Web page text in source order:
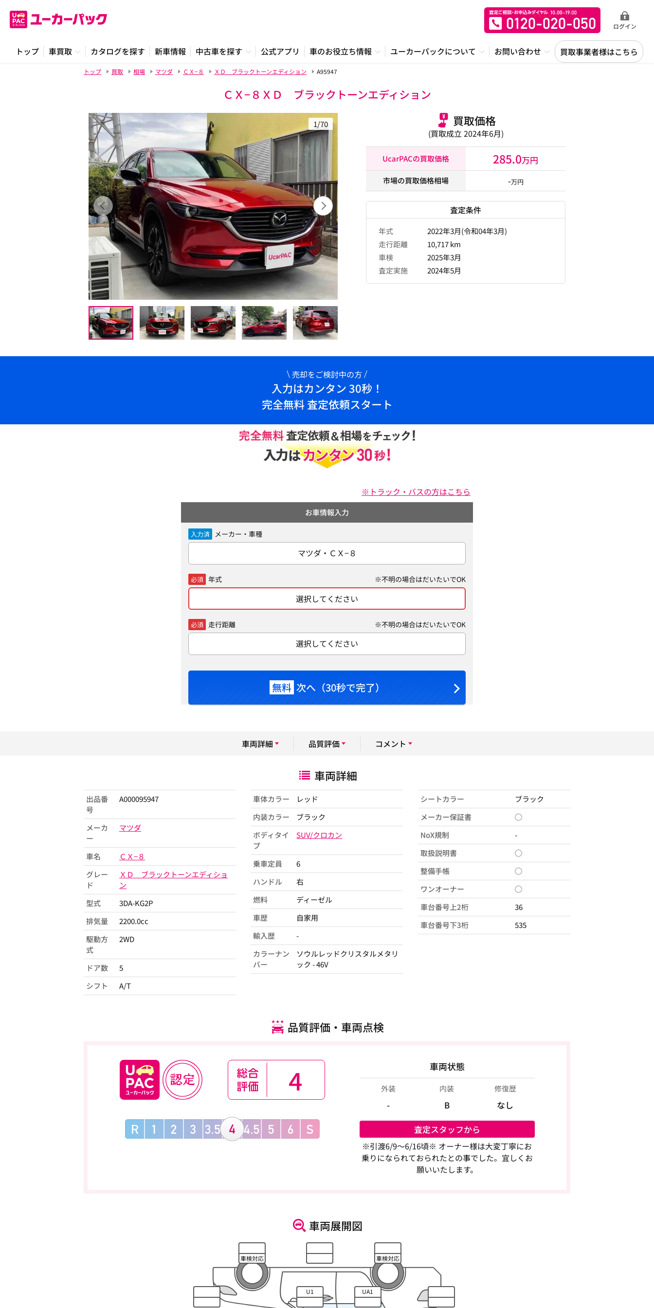
ログイン
トップ 車買取 カタログを探す 新車情報 中古車を探す 公式アプリ 車のお役立ち情報 ユーカーパックについて お問い合わせ 買取事業者様はこちら
トップ 買取 相場 マツダ ＣＸ−８ ＸＤ ブラックトーンエディション A95947
ＣＸ−８ＸＤ ブラックトーンエディション
1/70 買取価格
(買取成立 2024年6月)
UcarPACの買取価格 285.0万円
市場の買取価格相場 -万円
査定条件
年式
2022年3月(令和04年3月)
走行距離
10,717 km
車検
2025年3月
査定実施
2024年5月
売却をご検討中の方
入力はカンタン 30秒！
完全無料 査定依頼スタート
※トラック・バスの方はこちら
お車情報入力
入力済 メーカー・車種
マツダ・ＣＸ−８
必須 年式 ※不明の場合はだいたいでOK
選択してください
必須 走行距離 ※不明の場合はだいたいでOK
選択してください
無料 次へ（30秒で完了）
車両詳細 品質評価 コメント
車両詳細
出品番
号
A000095947
メーカ
ー
マツダ
車名
ＣＸ−８
グレー
ド
ＸＤ ブラックトーンエディショ
ン
型式
3DA-KG2P
排気量
2200.0cc
駆動方
式
2WD
ドア数
5
シフト
A/T
車体カラー
レッド
内装カラー
ブラック
ボディタイ
プ
SUV/クロカン
乗車定員
6
ハンドル
右
燃料
ディーゼル
車歴
自家用
輸入歴
-
カラーナン
バー
ソウルレッドクリスタルメタリ
ック - 46V
シートカラー
ブラック
メーカー保証書
◯
NoX規制
-
取扱説明書
◯
整備手帳
◯
ワンオーナー
◯
車台番号上2桁
36
車台番号下3桁
535
品質評価・車両点検
4 車両状態
外装
-
内装
B
修復歴
なし
査定スタッフから
※引渡6/9～6/16頃※ オーナー様は大変丁寧にお
乗りになられておられたとの事でした。宜しくお
願いいたします。
車両展開図
車検対応 車検対応
U1 UA1